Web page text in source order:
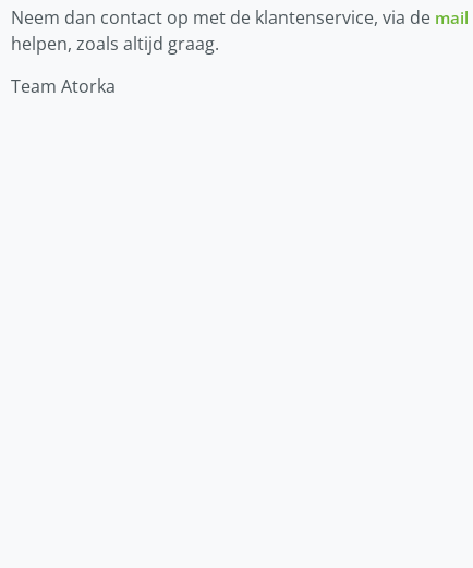
Neem dan contact op met de klantenservice, via de mail
helpen, zoals altijd graag.
Team Atorka